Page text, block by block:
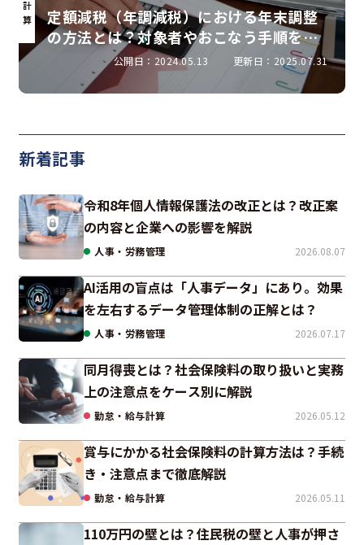
計
算
定額減税（年調減税）における年末調整
の方法とは？対象者やおこなう手順を解
公開日：2024.05.13 更新日：2025.07.31
新着記事
令和8年個人情報保護法の改正とは？改正案
の内容と企業への影響を解説
人事・労務管理 2026.08.07
AI活用の盲点は「人事データ」にあり。効果
を左右するデータ管理体制の正解とは？
人事・労務管理 2026.07.17
同月得喪とは？社会保険料の取り扱いと実務
上の注意点をケース別に解説
勤怠・給与計算 2026.05.12
賞与にかかる社会保険料の計算方法は？手続
き・注意点まで徹底解説
勤怠・給与計算 2026.05.11
110万円の壁とは？住民税の壁と人事が押さ